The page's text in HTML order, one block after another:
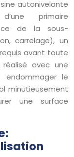
autonivelante
primaire
de la sous-
carrelage), un
avant toute
avec une
endommager le
minutieusement
une surface